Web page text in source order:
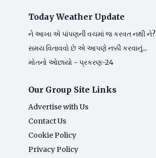
Today Weather Update
ને આખા એ પાંપણની વચમાં જ કરવત નથી ને?
સમય વિતાવવો છે એ આપણે નક્કી કરવાનું...
મોતનો ઓછાયો - પ્રકરણ-24
Our Group Site Links
Advertise with Us
Contact Us
Cookie Policy
Privacy Policy